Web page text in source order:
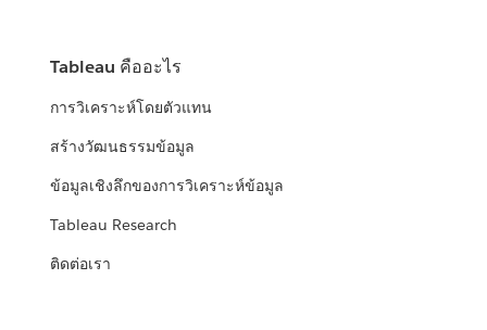
Tableau คืออะไร
การวิเคราะห์โดยตัวแทน
สร้างวัฒนธรรมข้อมูล
ข้อมูลเชิงลึกของการวิเคราะห์ข้อมูล
Tableau Research
ติดต่อเรา